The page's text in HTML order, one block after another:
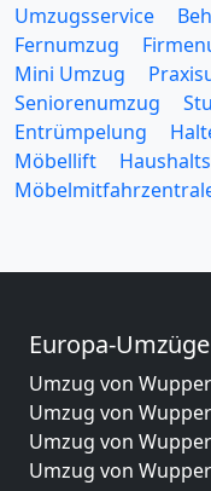
Umzugsservice
Fernumzug
Mini Umzug
Seniorenumzug
Entrümpelung
Möbellift
Europa-Umzüge
Umzug von
Umzug von
Umzug von
Umzug von